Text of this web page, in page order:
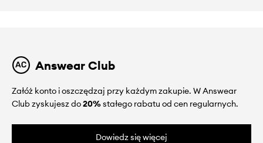
Answear Club
Załóż konto i oszczędzaj przy każdym zakupie. W Answear
Club zyskujesz do20%stałego rabatu od cen regularnych.
Dowiedz się więcej